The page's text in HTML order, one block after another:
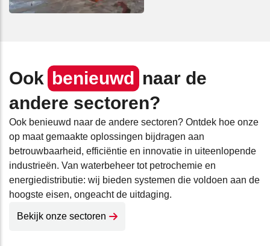
Ook benieuwd naar de
andere sectoren?
Ook benieuwd naar de andere sectoren? Ontdek hoe onze
op maat gemaakte oplossingen bijdragen aan
betrouwbaarheid, efficiëntie en innovatie in uiteenlopende
industrieën. Van waterbeheer tot petrochemie en
energiedistributie: wij bieden systemen die voldoen aan de
hoogste eisen, ongeacht de uitdaging.
Bekijk onze sectoren